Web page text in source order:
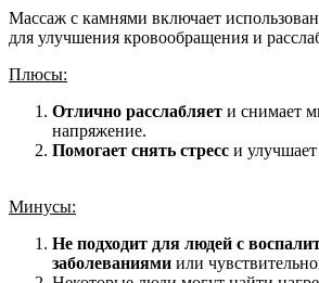
Массаж с камнями включает
для улучшения кровообращения и
Плюсы:
Отлично расслабляет и снимает
напряжение.
Помогает снять стресс и улучшает
Минусы:
Не подходит для людей с
заболеваниями или